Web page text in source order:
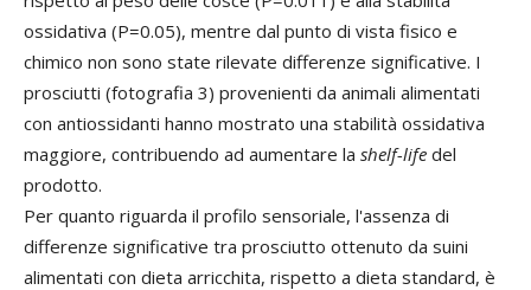
ossidativa (P=0.05), mentre dal punto di vista fisico e
chimico non sono state rilevate differenze significative. I
prosciutti (fotografia 3) provenienti da animali alimentati
con antiossidanti hanno mostrato una stabilità ossidativa
maggiore, contribuendo ad aumentare la shelf-life del
prodotto.
Per quanto riguarda il profilo sensoriale, l'assenza di
differenze significative tra prosciutto ottenuto da suini
alimentati con dieta arricchita, rispetto a dieta standard, è